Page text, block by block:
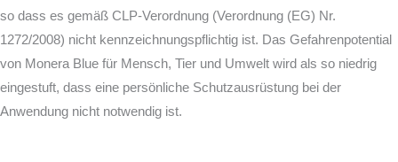
so dass es gemäß CLP-Verordnung (Verordnung (EG) Nr.
1272/2008) nicht kennzeichnungspflichtig ist. Das Gefahrenpotential
von Monera Blue für Mensch, Tier und Umwelt wird als so niedrig
eingestuft, dass eine persönliche Schutzausrüstung bei der
Anwendung nicht notwendig ist.